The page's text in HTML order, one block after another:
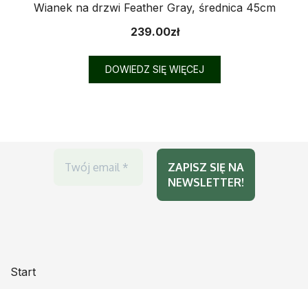
Wianek na drzwi Feather Gray, średnica 45cm
239.00zł
DOWIEDZ SIĘ WIĘCEJ
Start